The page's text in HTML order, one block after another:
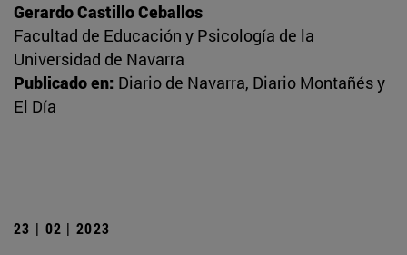
Gerardo Castillo Ceballos
Facultad de Educación y Psicología de la
Universidad de Navarra
Publicado en: Diario de Navarra, Diario Montañés y
El Día
23 | 02 | 2023